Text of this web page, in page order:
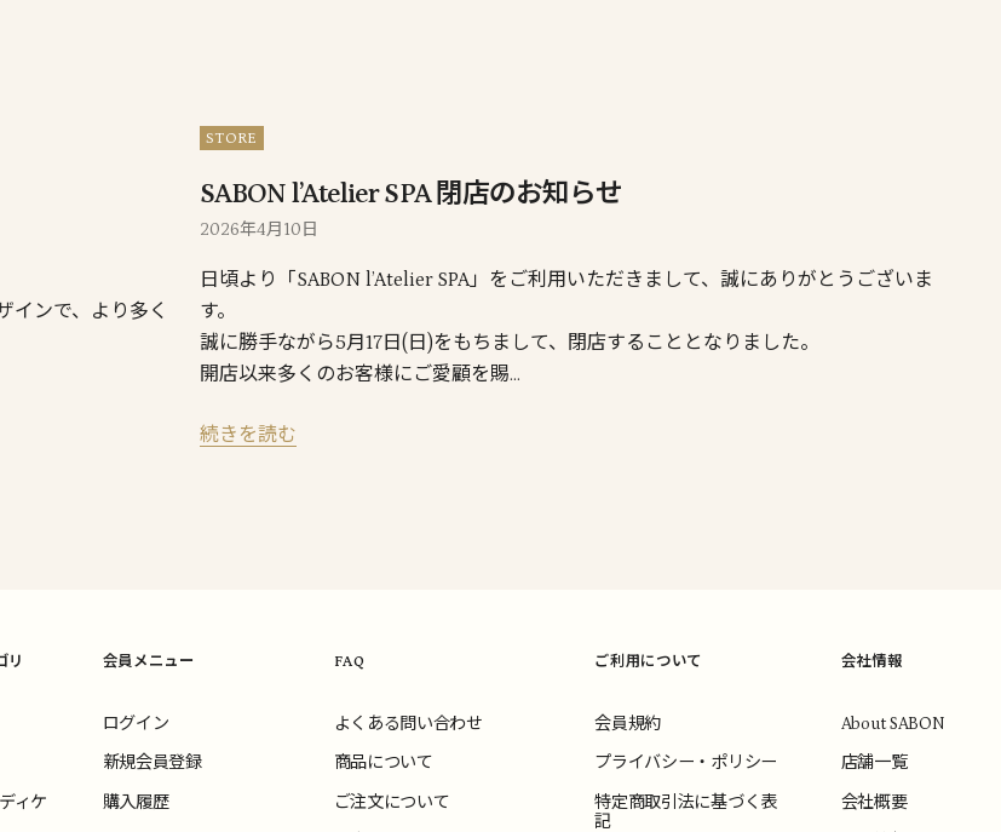
インで、より多く
STORE
SABON l’Atelier SPA 閉店のお知らせ
2026年4月10日
日頃より「SABON l’Atelier SPA」をご利用いただきまして、誠にありがとうございま
す。
誠に勝手ながら5月17日(日)をもちまして、閉店することとなりました。
開店以来多くのお客様にご愛顧を賜…
続きを読む
リ
ィケ
会員メニュー
ログイン
新規会員登録
購入履歴
FAQ
よくある問い合わせ
商品について
ご注文について
ご利用について
会員規約
プライバシー・ポリシー
特定商取引法に基づく表
記
会社情報
About SABON
店舗一覧
会社概要